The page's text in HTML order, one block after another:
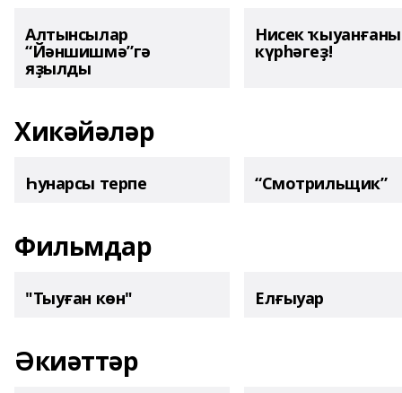
Алтынсылар
“Йәншишмә”гә
яҙылды
Нисек
күрһәгеҙ!
Хикәйәләр
Һунарсы терпе “Смотрильщик”
Фильмдар
"Тыуған көн" Елғыуар
Әкиәттәр